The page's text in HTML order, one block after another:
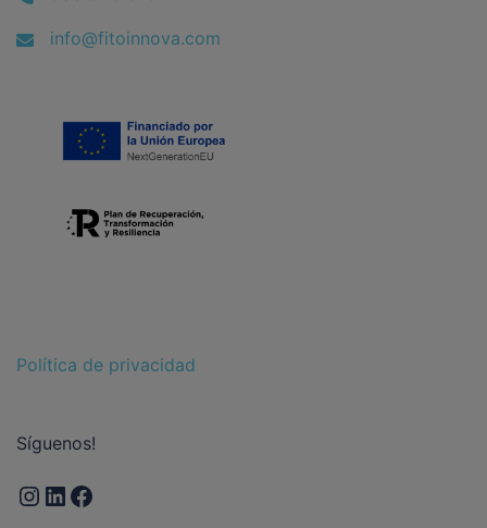
info@fitoinnova.com
Política de privacidad
Síguenos!